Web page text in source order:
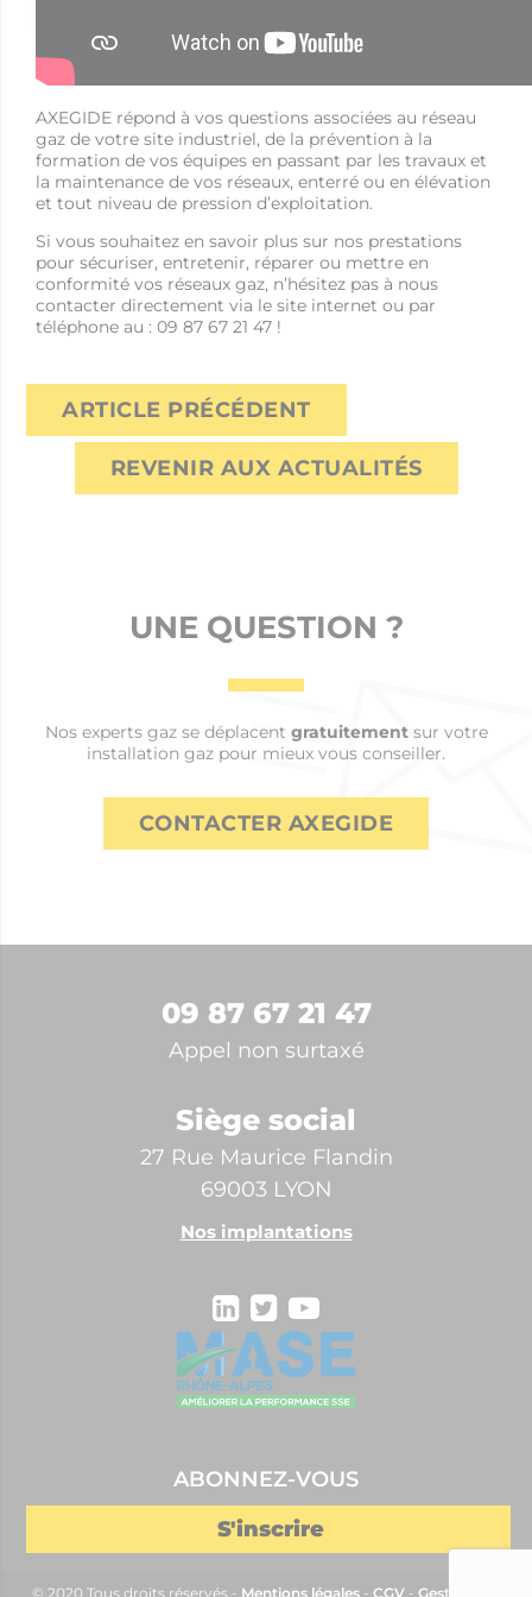
AXEGIDE répond à vos questions associées au réseau
gaz de votre site industriel, de la prévention à la
formation de vos équipes en passant par les travaux et
la maintenance de vos réseaux, enterré ou en élévation
et tout niveau de pression d’exploitation.
Si vous souhaitez en savoir plus sur nos prestations
pour sécuriser, entretenir, réparer ou mettre en
conformité vos réseaux gaz, n’hésitez pas à nous
contacter directement via le site internet ou par
téléphone au : 09 87 67 21 47 !
ARTICLE PRÉCÉDENT
REVENIR AUX ACTUALITÉS
UNE QUESTION ?
Nos experts gaz se déplacent gratuitementsur votre
installation gaz pour mieux vous conseiller.
CONTACTER AXEGIDE
09 87 67 21 47
Appel non surtaxé
Siège social
27 Rue Maurice Flandin
69003 LYON
Nos implantations
ABONNEZ-VOUS
© 2020 Tous droits réservés - Mentions légales- CGV- Gestion des